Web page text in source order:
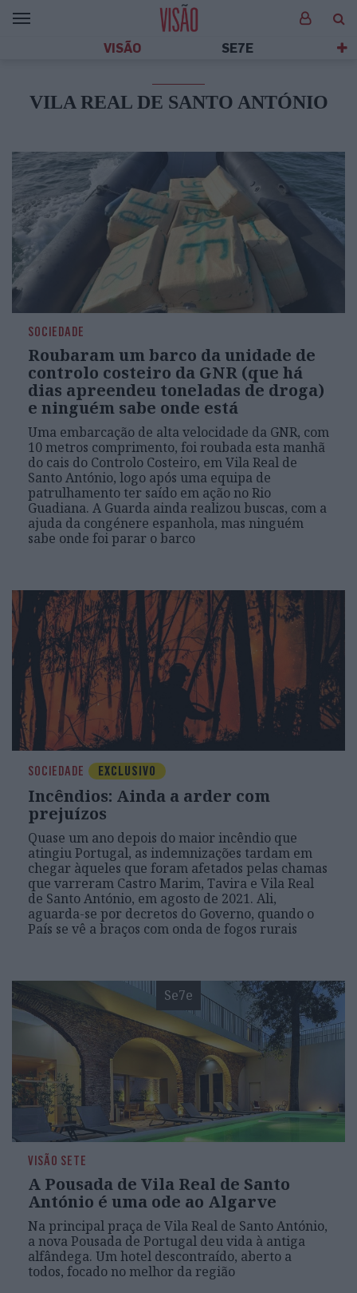
VISÃO SE7E
VILA REAL DE SANTO ANTÓNIO
SOCIEDADE
Roubaram um barco da unidade de
controlo costeiro da GNR (que há
dias apreendeu toneladas de droga)
e ninguém sabe onde está
Uma embarcação de alta velocidade da GNR, com
10 metros comprimento, foi roubada esta manhã
do cais do Controlo Costeiro, em Vila Real de
Santo António, logo após uma equipa de
patrulhamento ter saído em ação no Rio
Guadiana. A Guarda ainda realizou buscas, com a
ajuda da congénere espanhola, mas ninguém
sabe onde foi parar o barco
SOCIEDADE EXCLUSIVO
Incêndios: Ainda a arder com
prejuízos
Quase um ano depois do maior incêndio que
atingiu Portugal, as indemnizações tardam em
chegar àqueles que foram afetados pelas chamas
que varreram Castro Marim, Tavira e Vila Real
de Santo António, em agosto de 2021. Ali,
aguarda-se por decretos do Governo, quando o
País se vê a braços com onda de fogos rurais
Se7e
VISÃO SETE
A Pousada de Vila Real de Santo
António é uma ode ao Algarve
Na principal praça de Vila Real de Santo António,
a nova Pousada de Portugal deu vida à antiga
alfândega. Um hotel descontraído, aberto a
todos, focado no melhor da região